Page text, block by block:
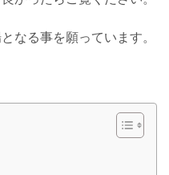
なる事を願っています。